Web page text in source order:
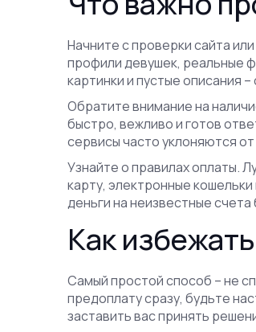
Начните с проверки сайта
профили девушек, реальные
картинки и пустые описания
Обратите внимание на
быстро, вежливо и готов
сервисы часто уклоняются
Узнайте о правилах оплаты.
карту, электронные
деньги на неизвестные
Как
Самый простой способ – не
предоплату сразу, будьте
заставить вас принять